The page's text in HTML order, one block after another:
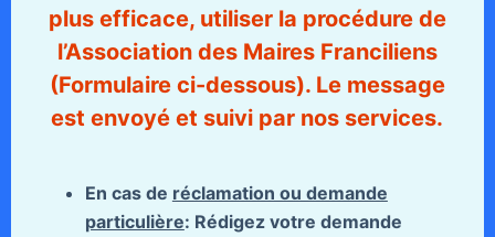
plus efficace, utiliser la procédure de
l’Association des Maires Franciliens
(Formulaire ci-dessous). Le message
est envoyé et suivi par nos services.
En cas de réclamation ou demande
particulière: Rédigez votre demande